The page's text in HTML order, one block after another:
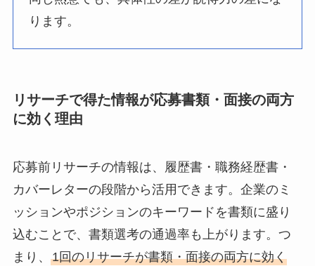
ります。
リサーチで得た情報が応募書類・面接の両方
に効く理由
応募前リサーチの情報は、履歴書・職務経歴書・
カバーレターの段階から活用できます。企業のミ
ッションやポジションのキーワードを書類に盛り
込むことで、書類選考の通過率も上がります。つ
まり、 1回のリサーチが書類・面接の両方に効く